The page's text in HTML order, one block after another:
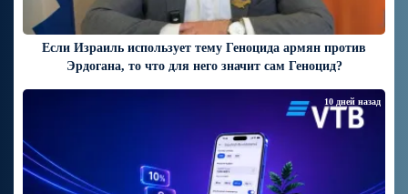
Если Израиль использует тему Геноцида армян против
Эрдогана, то что для него значит сам Геноцид?
10 дней назад